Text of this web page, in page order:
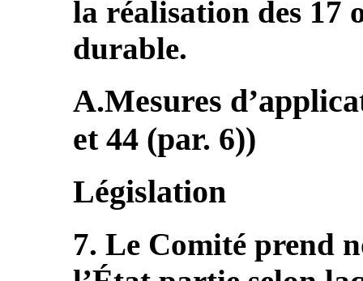
la réalisation des 17
durable.
A.Mesures
et 44 (par. 6))
Législation
7. Le Comité prend